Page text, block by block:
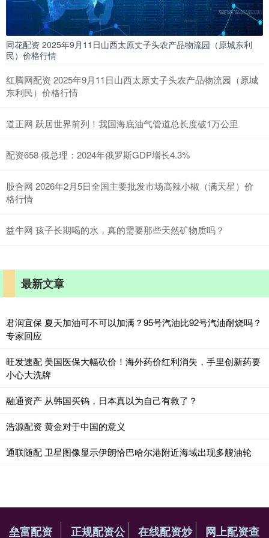
同花配资 2025年9月11日山西太原丈子头农产品物流园（原城东利
民）价格行情
红腾网配资 2025年9月11日山西太原丈子头农产品物流园（原城
东利民）价格行情
道正网 跃居世界前列！我国海底油气管道总长度破1万公里
配资658 俄总理：2024年俄罗斯GDP增长4.3%
股合网 2026年2月5日全国主要批发市场高辣小椒（满天星）价
格行情
益牛网 孩子长期喝的水，真的需要那些天然矿物质吗？
最新文章
君润宜保 夏天加油可不可以加满？95号汽油比92号汽油耐烧吗？
专家回应
旺发速配 美国医保大幅砍价！海外药价红利消失，手里创新药要
小心大洗牌
融通资产 从韩国买钨，日本真以为自己有救了？
浩源配资 黄金对于中国的意义
通联随配 卫星图像显示伊朗恰巴哈尔港附近海域出现多艘油轮
垒富配资 正规配资公 在线配资炒 网上配资查